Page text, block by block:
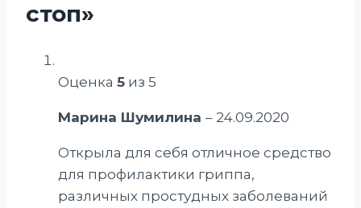
стоп»
Оценка 5 из 5
Марина Шумилина – 24.09.2020
Открыла для себя отличное средство
для профилактики гриппа,
различных простудных заболеваний